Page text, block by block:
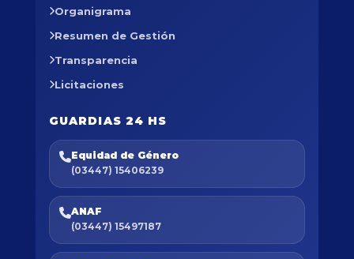
Organigrama
Resumen de Gestión
Transparencia
Licitaciones
GUARDIAS 24 HS
Equidad de Género
(03447) 15406239
ANAF
(03447) 15497187